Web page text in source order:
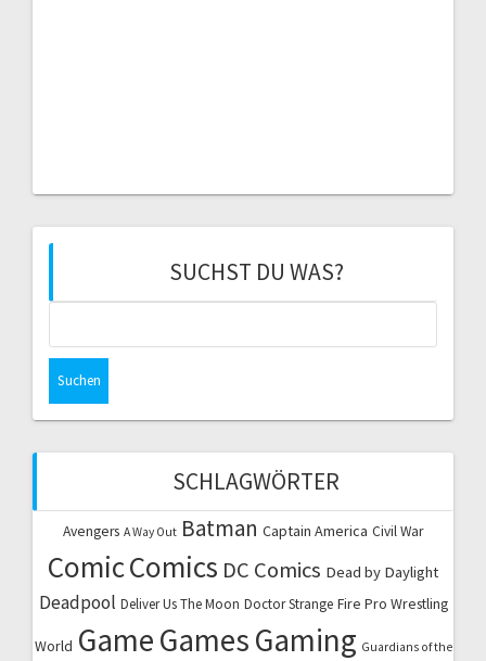
SUCHST DU WAS?
SCHLAGWÖRTER
Avengers A Way Out Batman Captain America Civil War
ComicComics DC Comics Dead by Daylight
Deadpool Deliver Us The Moon Doctor Strange Fire Pro Wrestling
World GameGamesGaming Guardians of the